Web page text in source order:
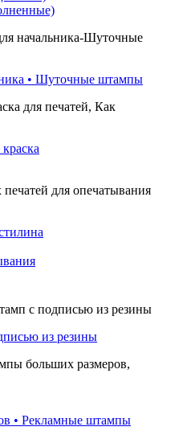
• Шуточные штампы
из резины
• Рекламные штампы